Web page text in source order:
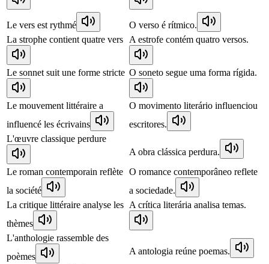
Le vers est rythmé
O verso é rítmico.
La strophe contient quatre vers
A estrofe contém quatro versos.
Le sonnet suit une forme stricte O soneto segue uma forma rígida.
Le mouvement littéraire a
influencé les écrivains
O movimento literário influenciou
escritores.
L'œuvre classique perdure
A obra clássica perdura.
Le roman contemporain reflète
la société
O romance contemporâneo reflete
a sociedade.
La critique littéraire analyse les
thèmes
A crítica literária analisa temas.
L'anthologie rassemble des
poèmes
A antologia reúne poemas.